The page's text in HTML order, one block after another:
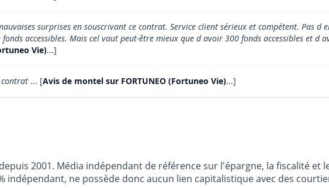
surprises en souscrivant ce contrat. Service client sérieux et compétent. Pas
accessibles. Mais cel vaut peut-être mieux que d avoir 300 fonds accessibles et d
Vie)...]
contrat ... [Avis de montel sur FORTUNEO (Fortuneo Vie)...]
2001. Média indépendant de référence sur l'épargne, la fiscalité
indépendant, ne possède donc aucun lien capitalistique avec des